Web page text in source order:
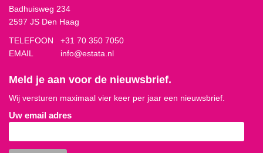
Badhuisweg 234
2597 JS Den Haag
TELEFOON +31 70 350 7050
EMAIL
info@estata.nl
Meld je aan voor de nieuwsbrief.
Wij versturen maximaal vier keer per jaar een nieuwsbrief.
Uw email adres